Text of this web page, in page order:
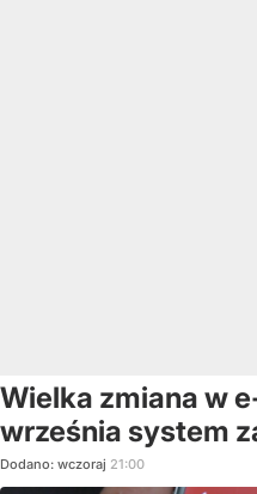
Wielka zmiana w
września system
Dodano: wczoraj 21:00